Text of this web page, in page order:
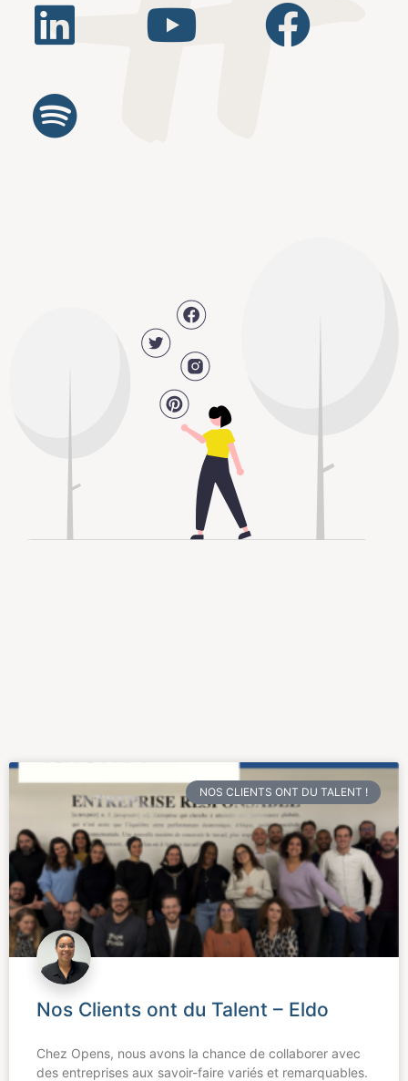
NOS CLIENTS ONT DU TALENT !
Nos Clients ont du Talent – Eldo
Chez Opens, nous avons la chance de collaborer avec
des entreprises aux savoir-faire variés et remarquables.